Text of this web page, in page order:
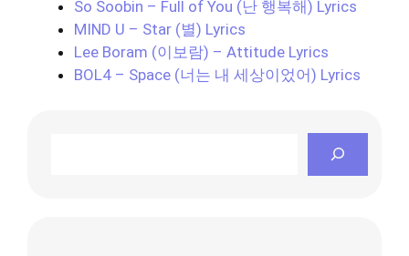
So Soobin – Full of You (난 행복해) Lyrics
MIND U – Star (별) Lyrics
Lee Boram (이보람) – Attitude Lyrics
BOL4 – Space (너는 내 세상이었어) Lyrics